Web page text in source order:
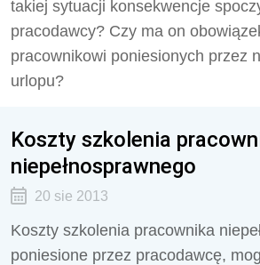
takiej sytuacji konsekwencje
pracodawcy? Czy ma on
pracownikowi poniesionych przez
urlopu?
Koszty szkolenia
niepełnosprawnego
20 sie 2013
Koszty szkolenia pracownika
poniesione przez pracodawcę,